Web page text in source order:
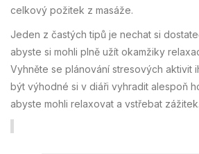
celkový požitek z masáže.
Jeden z častých tipů je nechat si
abyste si mohli plně užít okamžiky
Vyhněte se plánování stresových aktivit
být výhodné si v diáři vyhradit alespoň
abyste mohli relaxovat a vstřebat zážitek.